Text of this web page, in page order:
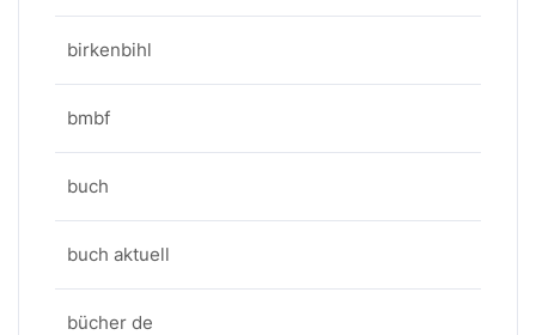
birkenbihl
bmbf
buch
buch aktuell
bücher de